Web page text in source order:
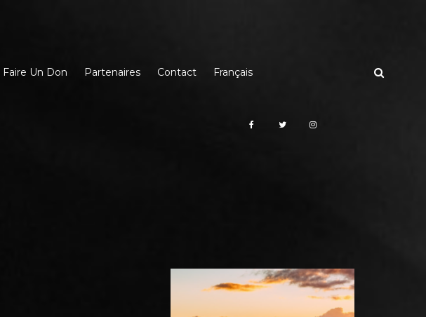
Faire Un Don Partenaires Contact Français